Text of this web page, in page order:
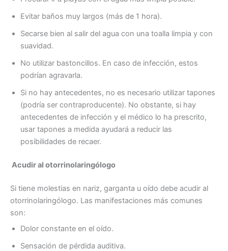
Evitar baños muy largos (más de 1 hora).
Secarse bien al salir del agua con una toalla limpia y con
suavidad.
No utilizar bastoncillos. En caso de infección, estos
podrían agravarla.
Si no hay antecedentes, no es necesario utilizar tapones
(podría ser contraproducente). No obstante, si hay
antecedentes de infección y el médico lo ha prescrito,
usar tapones a medida ayudará a reducir las
posibilidades de recaer.
Acudir al otorrinolaringólogo
Si tiene molestias en nariz, garganta u oído debe acudir al
otorrinolaringólogo. Las manifestaciones más comunes
son:
Dolor constante en el oído.
Sensación de pérdida auditiva.